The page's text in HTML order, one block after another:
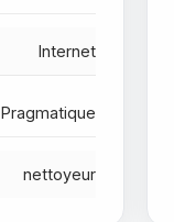
Internet
Pragmatique
nettoyeur